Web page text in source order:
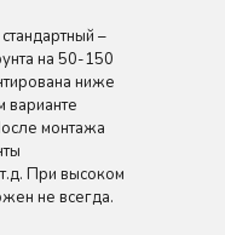
–
на 50-150
ниже
варианте
монтажа
При высоком
не всегда.